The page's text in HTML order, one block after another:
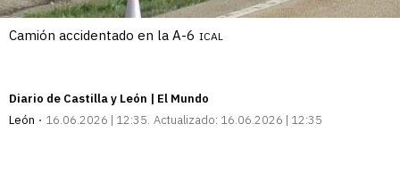
Camión accidentado en la A-6 ICAL
Diario de Castilla y León | El Mundo
León
16.06.2026 | 12:35 Actualizado: 16.06.2026 | 12:35